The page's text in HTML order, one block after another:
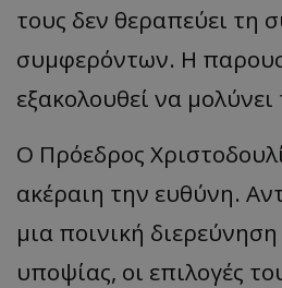
τους δεν θεραπεύει τη
συμφερόντων. Η
εξακολουθεί να μολύνει
Ο Πρόεδρος
ακέραιη την ευθύνη.
μια ποινική
υποψίας, οι επιλογές